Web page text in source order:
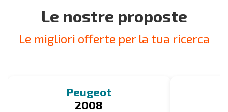
Le nostre proposte
Le migliori offerte per la tua ricerca
Peugeot
2008